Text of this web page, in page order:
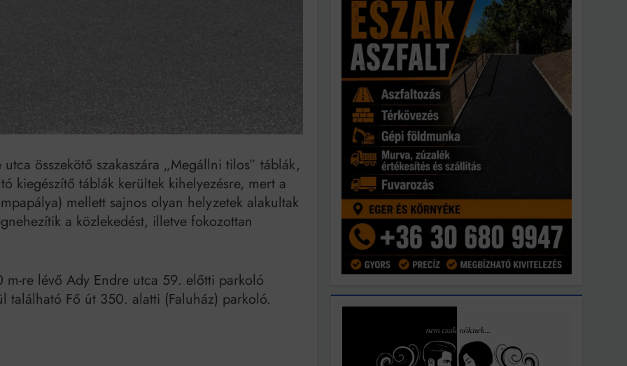
összekötő szakaszára „Megállni tilos” táblák,
kiegészítő táblák kerültek kihelyezésre, mert a
mellett sajnos olyan helyzetek alakultak
a közlekedést, illetve fokozottan
re lévő Ady Endre utca 59. előtti parkoló
Fő út 350. alatti (Faluház) parkoló.